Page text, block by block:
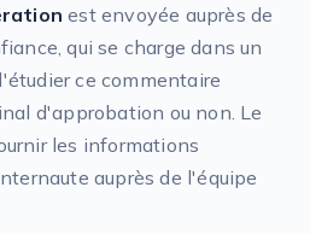
est envoyée auprès de
qui se charge dans un
ce commentaire
d'approbation ou non. Le
les informations
auprès de l'équipe